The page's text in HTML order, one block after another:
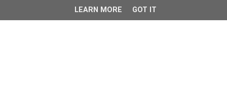
LEARN MORE GOT IT